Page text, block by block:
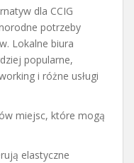
dla CCIG
potrzeby
Lokalne biura
popularne,
i różne usługi
miejsc, które mogą
elastyczne